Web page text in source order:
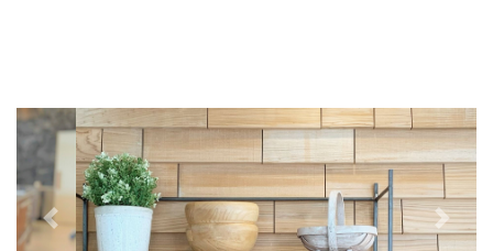
Previous Next